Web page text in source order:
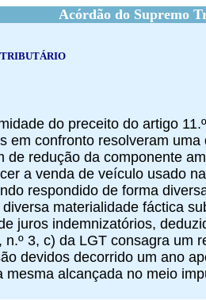
Acórdão do Supremo
TRIBUTÁRIO
do preceito do artigo
em confronto resolveram
de redução da componente
a venda de veículo usado
respondido de forma
materialidade fáctica
juros indemnizatórios,
n.º 3, c) da LGT consagra
devidos decorrido um ano
alcançada no meio